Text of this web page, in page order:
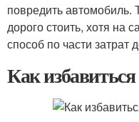
повредить автомобиль.
дорого стоить, хотя на
способ по части затрат
Как